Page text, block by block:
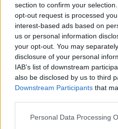
section to confirm your
opt-out request is processed
interest-based ads based on
us or personal information
your opt-out. You may
disclosure of your personal
IAB’s list of downstream
also be disclosed by us to third
Downstream Participants that
Please note that this website/
Personal Data Processing
Mert hát ez van a
megjósolják Macbethnek,
neki, akit anya szült. Én
gyanakodnék, hogy itt van
majd beleesek egy
harci mén, de nem így
előtt vágtak ki anyja
Macbeth nem élt túl.